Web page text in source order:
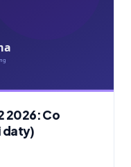
2026: Co
daty)